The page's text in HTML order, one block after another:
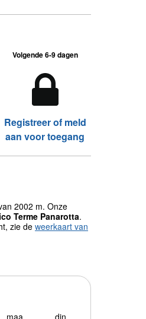
Volgende 6-9 dagen
Registreer of meld
aan voor toegang
2002 m. Onze
Terme Panarotta.
zie de weerkaart van